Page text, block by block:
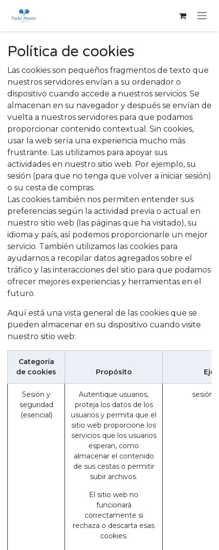
Política de cookies
Las cookies son pequeños fragmentos de texto que
nuestros servidores envían a su ordenador o
dispositivo cuando accede a nuestros servicios. Se
almacenan en su navegador y después se envían de
vuelta a nuestros servidores para que podamos
proporcionar contenido contextual. Sin cookies,
usar la web sería una experiencia mucho más
frustrante. Las utilizamos para apoyar sus
actividades en nuestro sitio web. Por ejemplo, su
sesión (para que no tenga que volver a iniciar sesión)
o su cesta de compras.
Las cookies también nos permiten entender sus
preferencias según la actividad previa o actual en
nuestro sitio web (las páginas que ha visitado), su
idioma y país, así podemos proporcionarle un mejor
servicio. También utilizamos las cookies para
ayudarnos a recopilar datos agregados sobre el
tráfico y las interacciones del sitio para que podamos
ofrecer mejores experiencias y herramientas en el
futuro.
Aquí está una vista general de las cookies que se
pueden almacenar en su dispositivo cuando visite
nuestro sitio web:
Categoría
de cookies
Propósito
Sesión y
seguridad
(esencial)
Autentique usuarios,
proteja los datos de los
usuarios y permita que el
sitio web proporcione los
servicios que los usuarios
esperan, como
almacenar el contenido
de sus cestas o permitir
subir archivos.
El sitio web no
funcionará
correctamente si
rechaza o descarta esas
cookies.